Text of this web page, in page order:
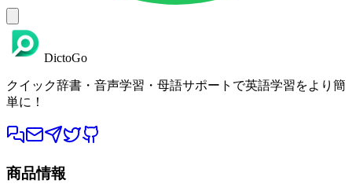
DictoGo
クイック辞書・音声学習・母語サポートで英語学習をより簡
単に！
商品情報